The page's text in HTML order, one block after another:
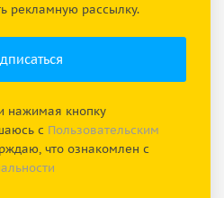
рекламную рассылку.
нажимая кнопку
с Пользовательским
что ознакомлен с